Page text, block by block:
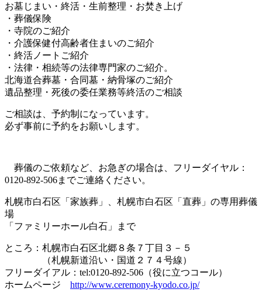
お墓じまい・終活・生前整理・お焚き上げ
・葬儀保険
・寺院のご紹介
・介護保健付高齢者住まいのご紹介
・終活ノートご紹介
・法律・相続等の法律専門家のご紹介。
北海道合葬墓・合同墓・納骨塚のご紹介
遺品整理・死後の委任業務等終活のご相談
ご相談は、予約制になっています。
必ず事前に予約をお願いします。
葬儀のご依頼など、お急ぎの場合は、フリーダイヤル：
0120-892-506までご連絡ください。
札幌市白石区「家族葬」、札幌市白石区「直葬」の専用葬儀
場
「ファミリーホール白石」まで
ところ：札幌市白石区北郷８条７丁目３－５
（札幌新道沿い・国道２７４号線）
フリーダイアル：tel:0120-892-506（役に立つコール）
ホームページ http://www.ceremony-kyodo.co.jp/